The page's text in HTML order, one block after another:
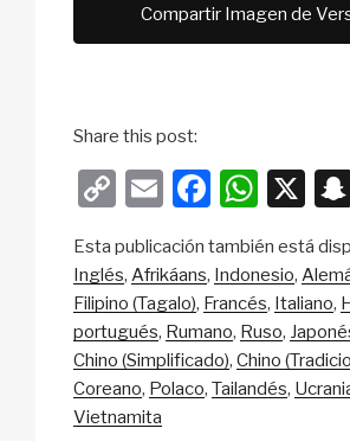
Compartir Imagen de
Share this post:
C
p
y
Li
n
k
E
ail
F
c
e
b
o
W
at
s
A
p
X
Esta publicación también está
Inglés Afrikáans Indonesio
Filipino (Tagalo) Francés Italiano
portugués Rumano Ruso
Chino (Simplificado) Chino
Coreano Polaco Tailandés
Vietnamita